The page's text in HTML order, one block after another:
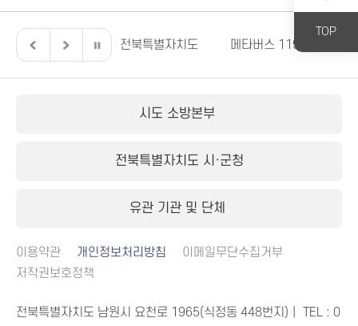
TOP
특별자치도의회 전북특별자치도 메타버스 119안전교육
시도 소방본부
전북특별자치도 시·군청
유관 기관 및 단체
이용약관 개인정보처리방침
이메일무단수집거부
저작권보호정책
전북특별자치도 남원시 요천로 1965(식정동 448번지)｜ TEL : 0